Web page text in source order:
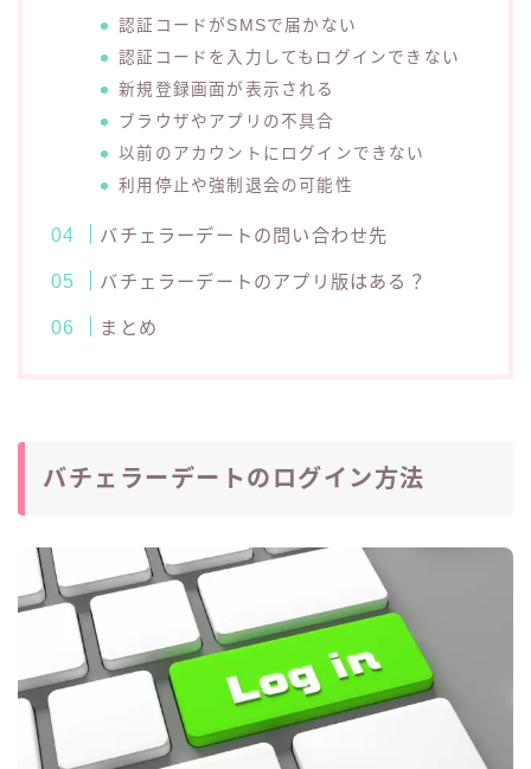
認証コードがSMSで届かない
認証コードを入力してもログインできない
新規登録画面が表示される
ブラウザやアプリの不具合
以前のアカウントにログインできない
利用停止や強制退会の可能性
バチェラーデートの問い合わせ先
バチェラーデートのアプリ版はある？
まとめ
バチェラーデートのログイン方法